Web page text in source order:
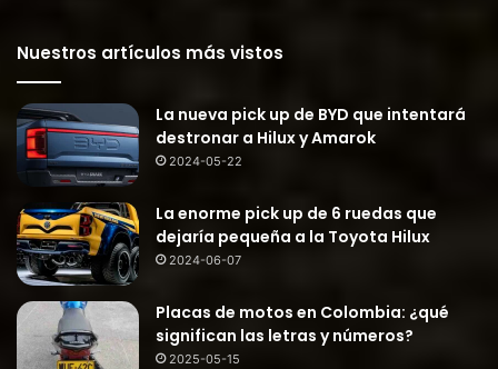
Nuestros artículos más vistos
La nueva pick up de BYD que intentará
destronar a Hilux y Amarok
2024-05-22
La enorme pick up de 6 ruedas que
dejaría pequeña a la Toyota Hilux
2024-06-07
Placas de motos en Colombia: ¿qué
significan las letras y números?
2025-05-15